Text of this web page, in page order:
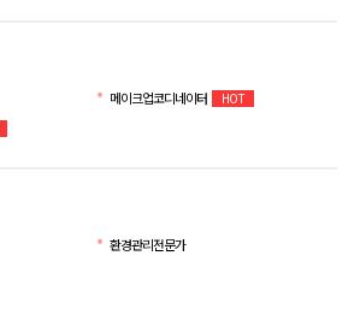
메이크업코디네이터 HOT
환경관리전문가